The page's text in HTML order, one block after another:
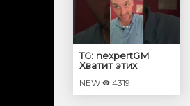
TG: nexpertGM
Хватит этих
соплей! #shorts
#георгиймедведев
NEW 4319